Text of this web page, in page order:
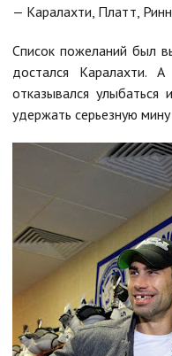
— Каралахти, Платт,
Список пожеланий был
достался Каралахти.
отказывался улыбаться
удержать серьезную